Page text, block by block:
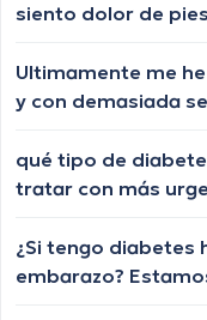
siento dolor de
Ultimamente me
y con demasiada
preocupado por
¿que deberia
qué tipo de
tratar con más
¿Si tengo diabetes
embarazo?